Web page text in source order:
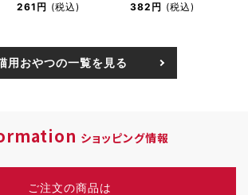
261円 (税込)
382円 (税込)
用おやつの一覧を見る
ショッピング情報
ご注文の商品は